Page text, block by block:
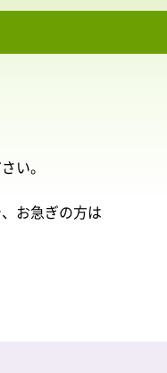
い。
お急ぎの方は